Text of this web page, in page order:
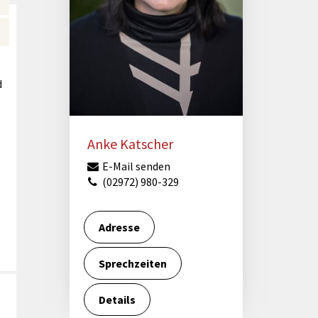
Förderungen von Bund und Land
Wald & Forst
Anke Katscher
E-Mail senden
(02972) 980-329
Adresse
Sprechzeiten
Details